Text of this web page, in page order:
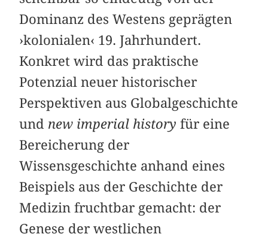
Dominanz des Westens geprägten
›kolonialen‹ 19. Jahrhundert.
Konkret wird das praktische
Potenzial neuer historischer
Perspektiven aus Globalgeschichte
und new imperial history für eine
Bereicherung der
Wissensgeschichte anhand eines
Beispiels aus der Geschichte der
Medizin fruchtbar gemacht: der
Genese der westlichen